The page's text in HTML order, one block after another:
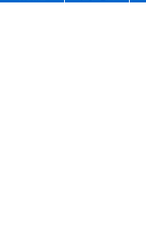
ＦＡＸ
０２６－２３５